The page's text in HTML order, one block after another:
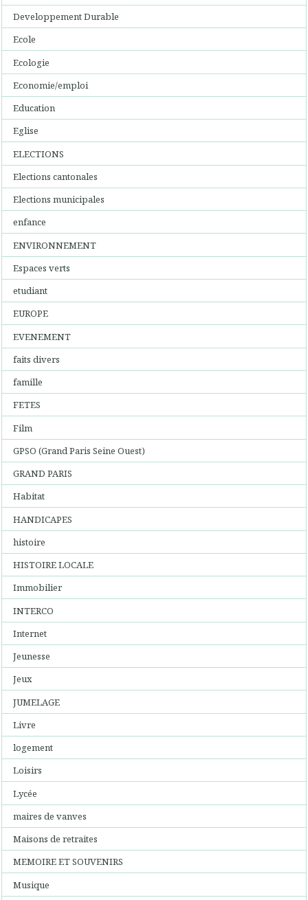
Developpement Durable
Ecole
Ecologie
Economie/emploi
Education
Eglise
ELECTIONS
Elections cantonales
Elections municipales
enfance
ENVIRONNEMENT
Espaces verts
etudiant
EUROPE
EVENEMENT
faits divers
famille
FETES
Film
GPSO (Grand Paris Seine Ouest)
GRAND PARIS
Habitat
HANDICAPES
histoire
HISTOIRE LOCALE
Immobilier
INTERCO
Internet
Jeunesse
Jeux
JUMELAGE
Livre
logement
Loisirs
Lycée
maires de vanves
Maisons de retraites
MEMOIRE ET SOUVENIRS
Musique